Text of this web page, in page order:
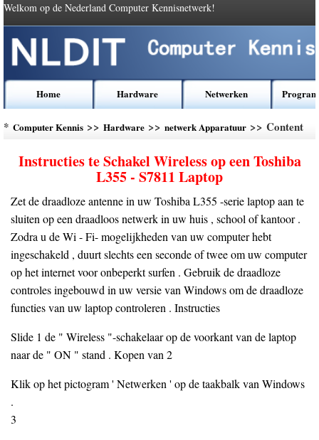
Welkom op de Nederland Computer Kennisnetwerk!
Home Hardware Netwerken
* Computer Kennis >> Hardware >> netwerk Apparatuur >> Content
Instructies te Schakel Wireless op een Toshiba
L355 - S7811 Laptop
Zet de draadloze antenne in uw Toshiba L355 -serie laptop aan te
sluiten op een draadloos netwerk in uw huis , school of kantoor .
Zodra u de Wi - Fi- mogelijkheden van uw computer hebt
ingeschakeld , duurt slechts een seconde of twee om uw computer
op het internet voor onbeperkt surfen . Gebruik de draadloze
controles ingebouwd in uw versie van Windows om de draadloze
functies van uw laptop controleren . Instructies
Slide 1 de " Wireless "-schakelaar op de voorkant van de laptop
naar de " ON " stand . Kopen van 2
Klik op het pictogram ' Netwerken ' op de taakbalk van Windows
.
3